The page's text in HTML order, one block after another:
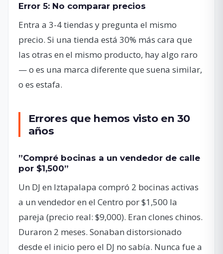
Error 5: No comparar precios
Entra a 3-4 tiendas y pregunta el mismo
precio. Si una tienda está 30% más cara que
las otras en el mismo producto, hay algo raro
— o es una marca diferente que suena similar,
o es estafa.
Errores que hemos visto en 30
años
”Compré bocinas a un vendedor de calle
por $1,500”
Un DJ en Iztapalapa compró 2 bocinas activas
a un vendedor en el Centro por $1,500 la
pareja (precio real: $9,000). Eran clones chinos.
Duraron 2 meses. Sonaban distorsionado
desde el inicio pero el DJ no sabía. Nunca fue a